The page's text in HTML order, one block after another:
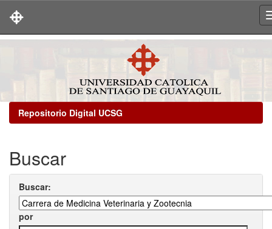
Repositorio Digital UCSG
Buscar
Buscar:
por